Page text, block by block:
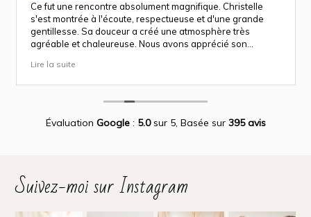
Ce fut une rencontre absolument magnifique. Christelle
s'est montrée à l'écoute, respectueuse et d'une grande
gentillesse. Sa douceur a créé une atmosphère très
agréable et chaleureuse. Nous avons apprécié son
(grossesse et naissance). Ce fut une expérience des plus
Encore merci infiniment.
Lire la suite
Évaluation Google: 5.0sur 5, Basée sur 395 avis
Suivez-moi sur Instagram